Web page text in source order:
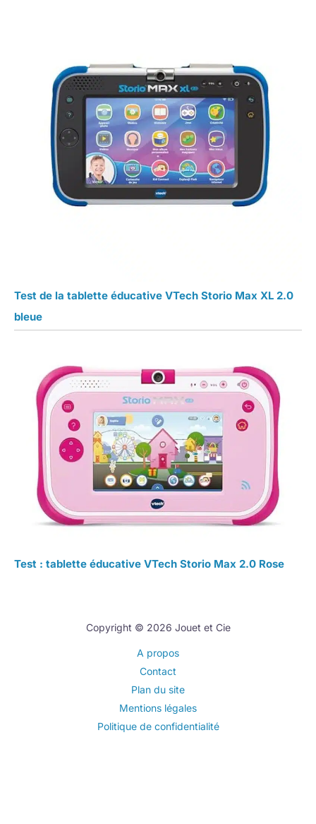
Test de la tablette éducative VTech Storio Max XL 2.0
bleue
Test : tablette éducative VTech Storio Max 2.0 Rose
Copyright © 2026 Jouet et Cie
A propos
Contact
Plan du site
Mentions légales
Politique de confidentialité